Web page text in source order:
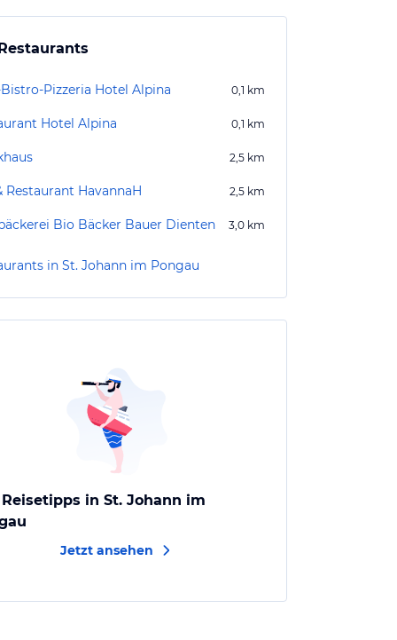
Pizzeria Hotel Alpina 0,1 km
Hotel Alpina 0,1 km
2,5 km
Restaurant HavannaH 2,5 km
Bio Bäcker Bauer Dienten 3,0 km
in St. Johann im Pongau
in St. Johann im
Jetzt ansehen